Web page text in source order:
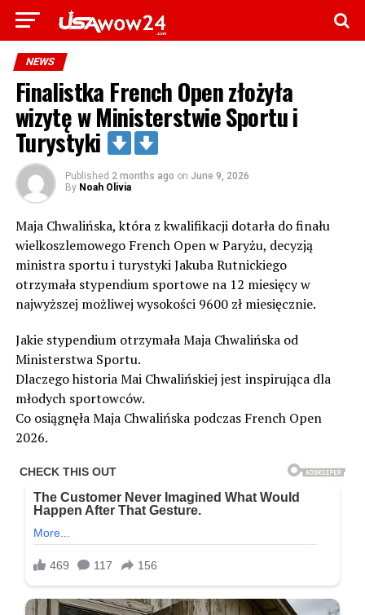
NEWS
Finalistka French Open złożyła
wizytę w Ministerstwie Sportu i
Turystyki
Published 2 months ago on June 9, 2026
By Noah Olivia
Maja Chwalińska, która z kwalifikacji dotarła do finału
wielkoszlemowego French Open w Paryżu, decyzją
ministra sportu i turystyki Jakuba Rutnickiego
otrzymała stypendium sportowe na 12 miesięcy w
najwyższej możliwej wysokości 9600 zł miesięcznie.
Jakie stypendium otrzymała Maja Chwalińska od
Ministerstwa Sportu.
Dlaczego historia Mai Chwalińskiej jest inspirująca dla
młodych sportowców.
Co osiągnęła Maja Chwalińska podczas French Open
2026.